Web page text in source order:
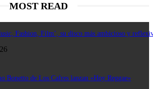
MOST READ
Fashion, Film’, su disco más ambicioso y
Bonetto de Los Cafres lanzan «Hoy Reggae»